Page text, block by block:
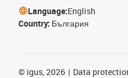
Language:English
Country: България
© igus, 2026 Data